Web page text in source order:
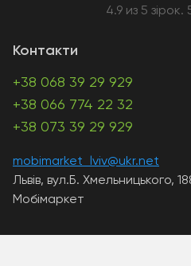
Контакти
+38 068 39 29 929
+38 066 774 22 32
+38 073 39 29 929
mobimarket_lviv@ukr.net
Львів, вул.Б. Хмельницького,
Мобімаркет
4.9 из 5 зірок.